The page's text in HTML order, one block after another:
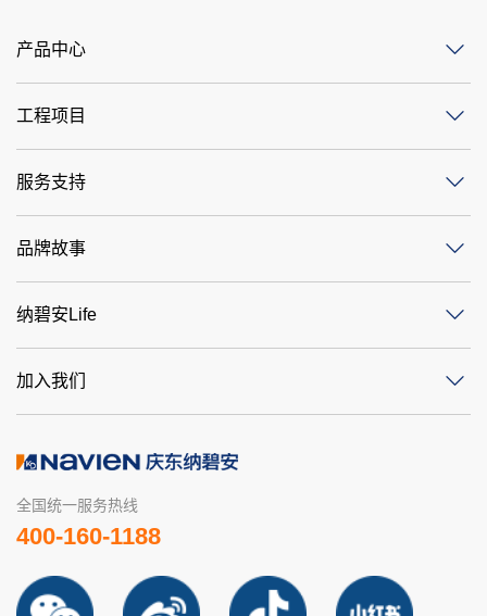
产品中心
工程项目
服务支持
品牌故事
纳碧安Life
加入我们
全国统一服务热线
400-160-1188